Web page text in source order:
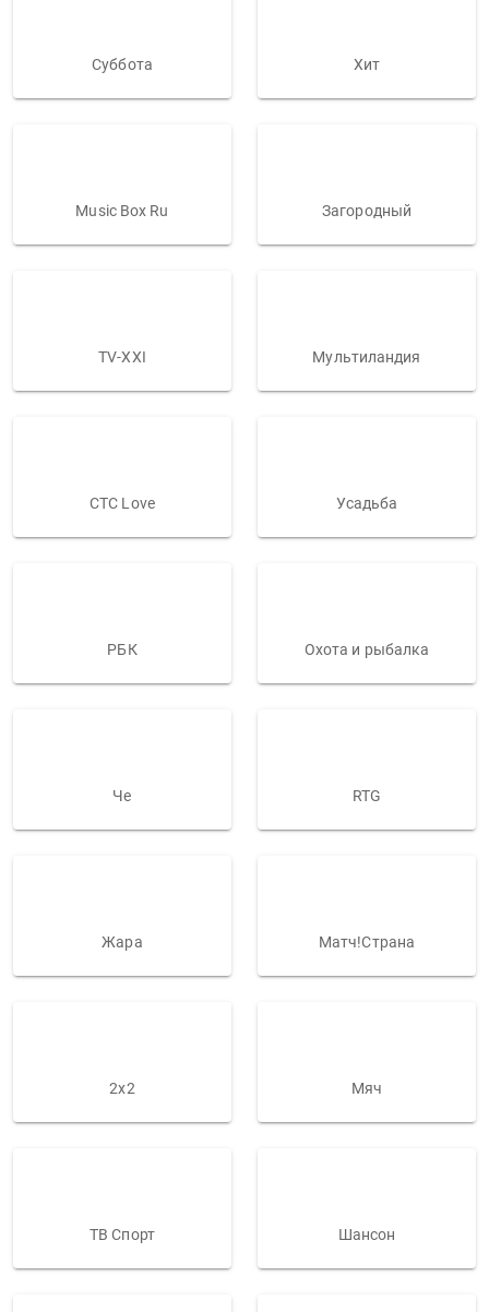
Суббота Хит
Music Box Ru Загородный
TV-XXI Мультиландия
CTC Love Усадьба
РБК Охота и рыбалка
Че RTG
Жара Матч!Страна
2х2 Мяч
ТВ Спорт Шансон